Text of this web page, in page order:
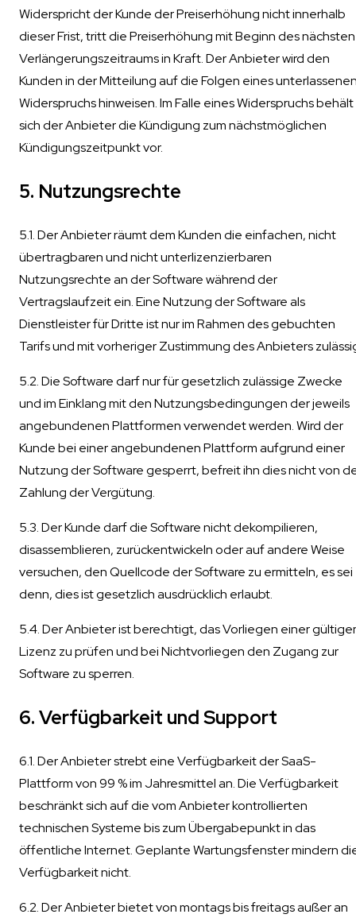
Widerspricht der Kunde der Preiserhöhung nicht innerhalb
dieser Frist, tritt die Preiserhöhung mit Beginn des nächsten
Verlängerungszeitraums in Kraft. Der Anbieter wird den
Kunden in der Mitteilung auf die Folgen eines
Widerspruchs hinweisen. Im Falle eines Widerspruchs behält
sich der Anbieter die Kündigung zum nächstmöglichen
Kündigungszeitpunkt vor.
5. Nutzungsrechte
5.1. Der Anbieter räumt dem Kunden die einfachen, nicht
übertragbaren und nicht unterlizenzierbaren
Nutzungsrechte an der Software während der
Vertragslaufzeit ein. Eine Nutzung der Software als
Dienstleister für Dritte ist nur im Rahmen des gebuchten
Tarifs und mit vorheriger Zustimmung des Anbieters
5.2. Die Software darf nur für gesetzlich zulässige Zwecke
und im Einklang mit den Nutzungsbedingungen der jeweils
angebundenen Plattformen verwendet werden. Wird der
Kunde bei einer angebundenen Plattform aufgrund einer
Nutzung der Software gesperrt, befreit ihn dies nicht von
Zahlung der Vergütung.
5.3. Der Kunde darf die Software nicht dekompilieren,
disassemblieren, zurückentwickeln oder auf andere Weise
versuchen, den Quellcode der Software zu ermitteln, es sei
denn, dies ist gesetzlich ausdrücklich erlaubt.
5.4. Der Anbieter ist berechtigt, das Vorliegen einer
Lizenz zu prüfen und bei Nichtvorliegen den Zugang zur
Software zu sperren.
6. Verfügbarkeit und Support
6.1. Der Anbieter strebt eine Verfügbarkeit der SaaS-
Plattform von 99 % im Jahresmittel an. Die Verfügbarkeit
beschränkt sich auf die vom Anbieter kontrollierten
technischen Systeme bis zum Übergabepunkt in das
öffentliche Internet. Geplante Wartungsfenster mindern
Verfügbarkeit nicht.
6.2. Der Anbieter bietet von montags bis freitags außer an